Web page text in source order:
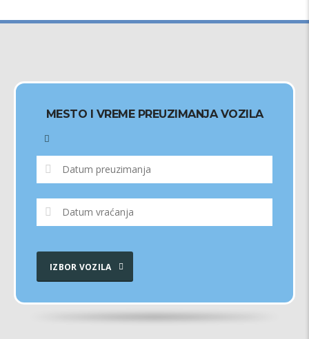
MESTO I VREME PREUZIMANJA VOZILA
IZBOR VOZILA